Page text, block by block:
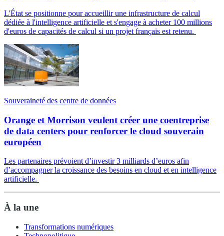
L'État se positionne pour accueillir une infrastructure de calcul
dédiée à l'intelligence artificielle et s'engage à acheter 100 millions
d'euros de capacités de calcul si un projet français est retenu.
Souveraineté des centre de données
Orange et Morrison veulent créer une coentreprise
de data centers pour renforcer le cloud souverain
européen
Les partenaires prévoient d’investir 3 milliards d’euros afin
d’accompagner la croissance des besoins en cloud et en intelligence
artificielle.
À la une
Transformations numériques